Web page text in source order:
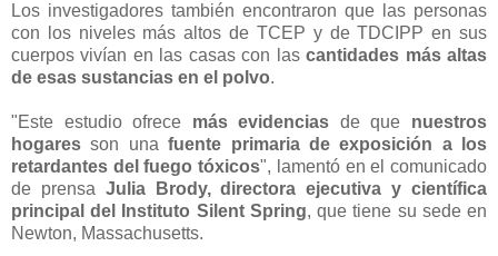
Los investigadores también encontraron que las personas
con los niveles más altos de TCEP y de TDCIPP en sus
cuerpos vivían en las casas con lascantidades más altas
de esas sustancias en el polvo.
"Este estudio ofrece más evidencias de que nuestros
hogaresson unafuente primaria de exposición a los
retardantes del fuego tóxicos", lamentó en el comunicado
de prensa Julia Brody, directora ejecutiva y científica
principal del Instituto Silent Spring, que tiene su sede en
Newton, Massachusetts.